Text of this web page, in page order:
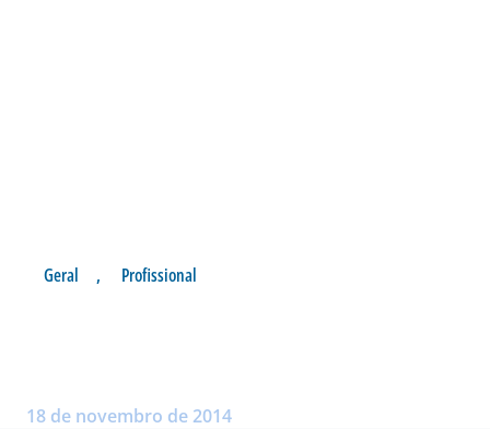
Geral , Profissional
18 de novembro de 2014